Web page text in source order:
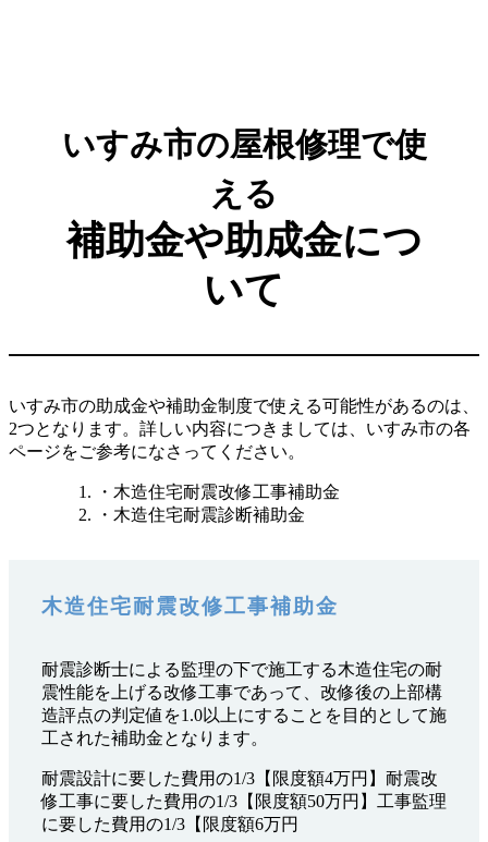
いすみ市の屋根修理で使
える
補助金や助成金につ
いて
いすみ市の助成金や補助金制度で使える可能性があるのは、
2つとなります。詳しい内容につきましては、いすみ市の各
ページをご参考になさってください。
・木造住宅耐震改修工事補助金
・木造住宅耐震診断補助金
木造住宅耐震改修工事補助金
耐震診断士による監理の下で施工する木造住宅の耐
震性能を上げる改修工事であって、改修後の上部構
造評点の判定値を1.0以上にすることを目的として施
工された補助金となります。
耐震設計に要した費用の1/3【限度額4万円】耐震改
修工事に要した費用の1/3【限度額50万円】工事監理
に要した費用の1/3【限度額6万円